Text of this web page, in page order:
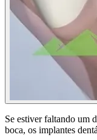
Se estiver faltando um
boca, os implantes